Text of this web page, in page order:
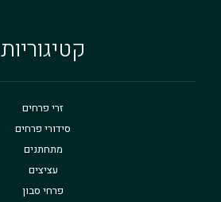
קטיגוריות
זרי פרחים
סידורי פרחים
מתחתנים
עציצים
פרחי סבון